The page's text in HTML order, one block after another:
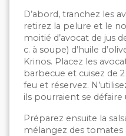
D’abord, tranchez les
retirez la pelure et le
moitié d’avocat de jus
c. à soupe) d’huile
Krinos. Placez les
barbecue et cuisez de
feu et réservez.
ils pourraient se défaire
Préparez ensuite la
mélangez des tomates